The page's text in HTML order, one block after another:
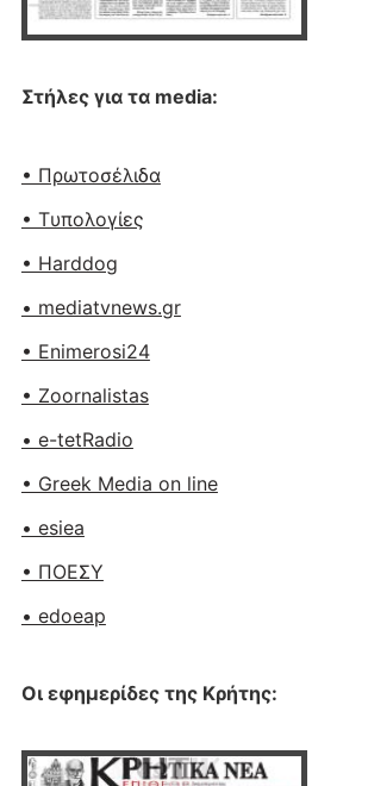
Στήλες για τα media:
• Πρωτοσέλιδα
• Tυπολογίες
• Harddog
• mediatvnews.gr
• Enimerosi24
• Zoornalistas
• e-tetRadio
• Greek Media on line
• esiea
• ΠΟΕΣΥ
• edoeap
Οι εφημερίδες της Κρήτης: